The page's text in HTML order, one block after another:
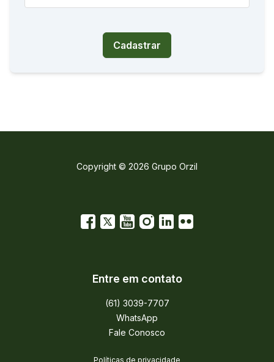
Cadastrar
Copyright © 2026 Grupo Orzil
Entre em contato
(61) 3039-7707
WhatsApp
Fale Conosco
Políticas de privacidade